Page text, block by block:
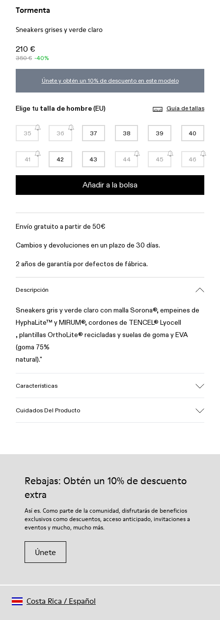
Tormenta
Sneakers grises y verde claro
210 €
350 € -40%
Únete y obtén un 10% de descuento en este modelo
Elige tu talla de hombre(EU) Guía de tallas
35 36 37 38 39 40
41 42 43 44 45 46
Añadir a la bolsa
Envío gratuito a partir de 50€
Cambios y devoluciones en un plazo de 30 días.
2 años de garantía por defectos de fábrica.
Descripción
Sneakers gris y verde claro con malla Sorona®, empeines de
HyphaLite™ y MIRUM®, cordones de TENCEL® Lyocell
, plantillas OrthoLite® recicladas y suelas de goma y EVA
(goma 75%
natural)."
Características
Ortholite® para mayor amortiguación
Forro
27% textil (75% poliéster reciclado - 25% sorona) 19%
poliéster reciclado
Cuidados Del Producto
Nuestros zapatos se han fabricado con materiales de primera
garantizará que duren más tiempo.
Si deseas obtener información detallada sobre cómo cuidar
de tu par, visita nuestraGuía para el cuidado del calzado.
Rebajas: Obtén un 10% de descuento
extra
Así es. Como parte de la comunidad, disfrutarás de beneficios
exclusivos como descuentos, acceso anticipado, invitaciones a
eventos y mucho, mucho más.
Únete
Costa Rica / Español